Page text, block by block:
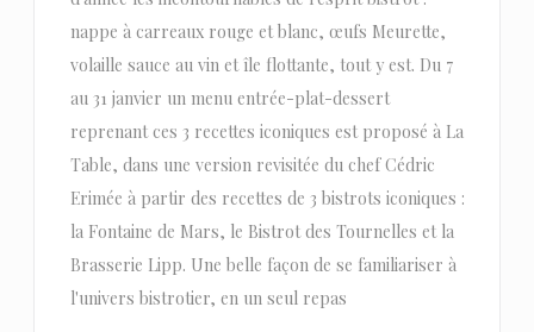
nappe à carreaux rouge et blanc, œufs Meurette,
volaille sauce au vin et île flottante, tout y est. Du 7
au 31 janvier un menu entrée-plat-dessert
reprenant ces 3 recettes iconiques est proposé à La
Table, dans une version revisitée du chef Cédric
Erimée à partir des recettes de 3 bistrots iconiques :
la Fontaine de Mars, le Bistrot des Tournelles et la
Brasserie Lipp. Une belle façon de se familiariser à
l'univers bistrotier, en un seul repas